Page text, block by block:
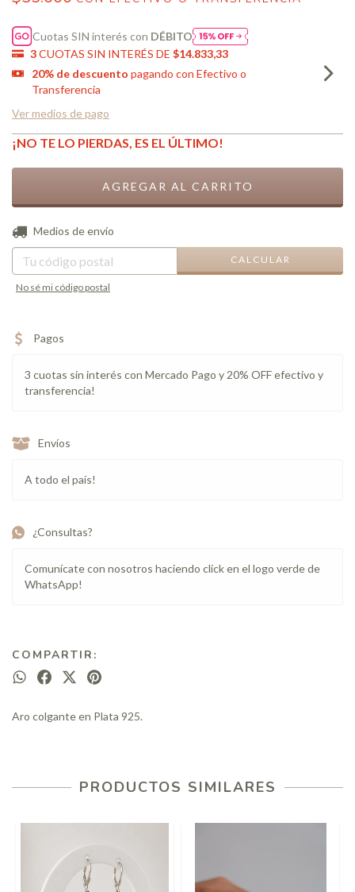
Cuotas SIN interés con DÉBITO
3CUOTAS SIN INTERÉS DE $14.833,33
20% de descuento pagando con Efectivo o
Transferencia
Ver medios de pago
¡NO TE LO PIERDAS, ES EL ÚLTIMO!
Entregas para el CP:
Medios de envío
CALCULAR
No sé mi código postal
Pagos
3 cuotas sin interés con Mercado Pago y 20% OFF efectivo y
transferencia!
Envíos
A todo el país!
¿Consultas?
Comunícate con nosotros haciendo click en el logo verde de
WhatsApp!
COMPARTIR:
Aro colgante en Plata 925.
PRODUCTOS SIMILARES